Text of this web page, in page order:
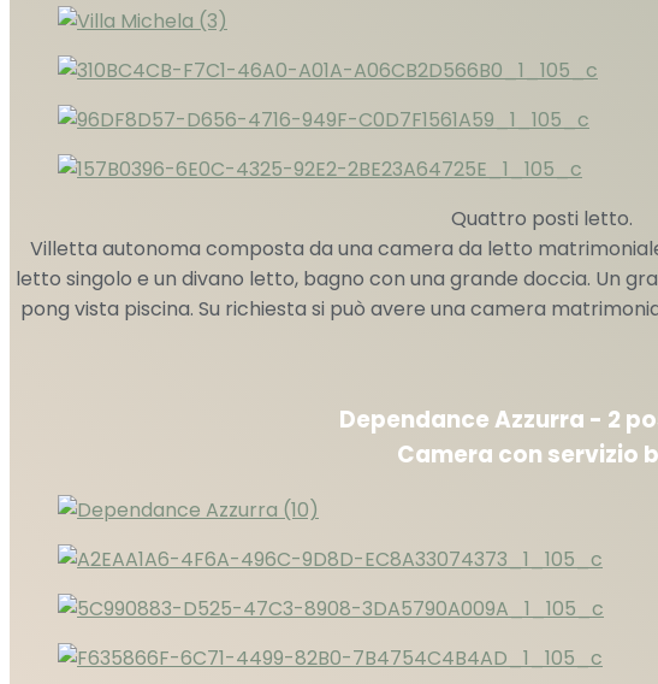
Quattro posti letto.
Villetta autonoma composta da una camera da letto
letto singolo e un divano letto, bagno con una grande doccia. Un
pong vista piscina. Su richiesta si può avere una camera
Dependance Azzurra - 2
Camera con servizio